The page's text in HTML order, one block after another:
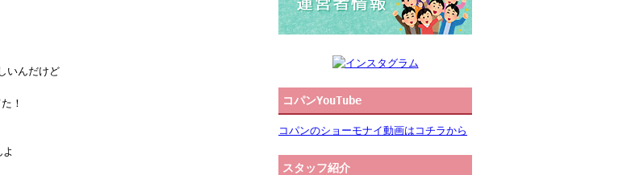
いんだけど
！
コパンYouTube
コパンのショーモナイ動画はコチラから
スタッフ紹介